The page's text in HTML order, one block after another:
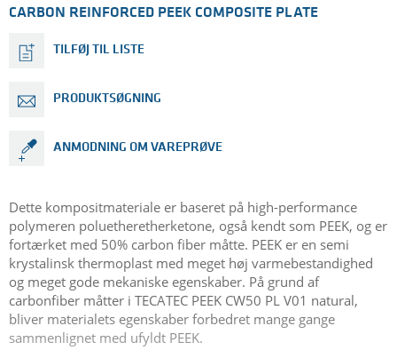
CARBON REINFORCED PEEK COMPOSITE PLATE
TILFØJ TIL LISTE
PRODUKTSØGNING
ANMODNING OM VAREPRØVE
Dette kompositmateriale er baseret på high-performance
polymeren poluetheretherketone, også kendt som PEEK, og er
fortærket med 50% carbon fiber måtte. PEEK er en semi
krystalinsk thermoplast med meget høj varmebestandighed
og meget gode mekaniske egenskaber. På grund af
carbonfiber måtter i TECATEC PEEK CW50 PL V01 natural,
bliver materialets egenskaber forbedret mange gange
sammenlignet med ufyldt PEEK.